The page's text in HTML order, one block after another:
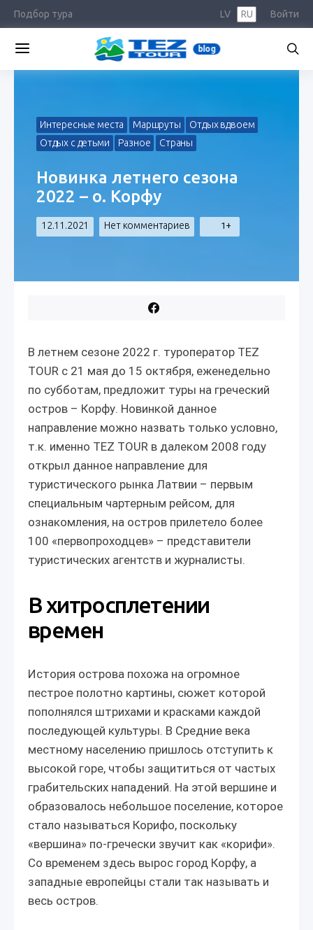
Подбор тура LV RU Войти
blog
Интересные места Маршруты
Отдых вдвоем
Отдых с детьми
Разное Страны
Новинка летнего сезона
2022 – о. Корфу
12.11.2021 Нет комментариев 1+
В летнем сезоне 2022 г. туроператор TEZ
TOUR с 21 мая до 15 октября, еженедельно
по субботам, предложит туры на греческий
остров – Корфу. Новинкой данное
направление можно назвать только условно,
т.к. именно TEZ TOUR в далеком 2008 году
открыл данное направление для
туристического рынка Латвии – первым
специальным чартерным рейсом, для
ознакомления, на остров прилетело более
100 «первопроходцев» – представители
туристических агентств и журналисты.
В хитросплетении
времен
История острова похожа на огромное
пестрое полотно картины, сюжет которой
пополнялся штрихами и красками каждой
последующей культуры. В Средние века
местному населению пришлось отступить к
высокой горе, чтобы защититься от частых
грабительских нападений. На этой вершине и
образовалось небольшое поселение, которое
стало называться Корифо, поскольку
«вершина» по-гречески звучит как «корифи».
Со временем здесь вырос город Корфу, а
западные европейцы стали так называть и
весь остров.